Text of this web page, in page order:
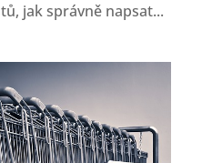
jak správně napsat...